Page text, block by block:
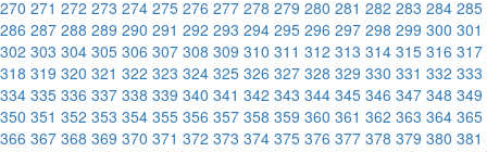
270 271 272 273 274 275 276 277 278 279 280 281 282 283 284 285
286 287 288 289 290 291 292 293 294 295 296 297 298 299 300 301
302 303 304 305 306 307 308 309 310 311 312 313 314 315 316 317
318 319 320 321 322 323 324 325 326 327 328 329 330 331 332 333
334 335 336 337 338 339 340 341 342 343 344 345 346 347 348 349
350 351 352 353 354 355 356 357 358 359 360 361 362 363 364 365
366 367 368 369 370 371 372 373 374 375 376 377 378 379 380 381